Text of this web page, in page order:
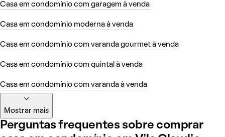
Casa em condomínio com garagem à venda
Casa em condomínio moderna à venda
Casa em condomínio com varanda gourmet à venda
Casa em condomínio com quintal à venda
Casa em condomínio com varanda à venda
Mostrar mais
Perguntas frequentes sobre comprar